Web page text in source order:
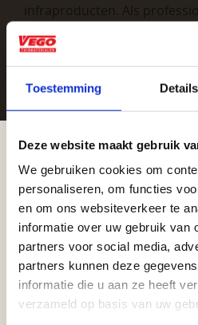
Toestemming Details
Deze website maakt gebruik
We gebruiken cookies om
personaliseren, om functies
en om ons websiteverkeer te
informatie over uw gebruik van
partners voor social media,
partners kunnen deze
informatie die u aan ze heeft
verzameld op basis van uw
infraproducten. Als
tuinmaterialen bieden wij
aan producten van
Vrijblijvend
Geen probleem, wij
Aangepaste
vakantieperiode
Waardenburg en Vego
de vakantieperiode
zaterdag. Bekijk de
actuele openingstijden.